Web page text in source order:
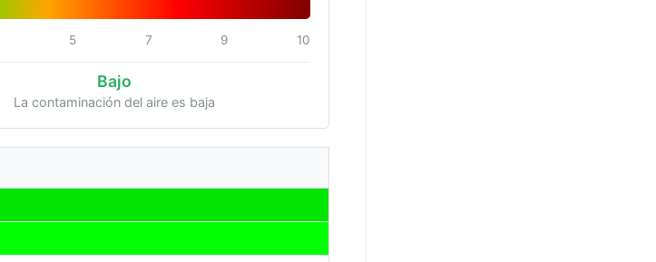
5 7 9 10
Bajo
La contaminación del aire es baja